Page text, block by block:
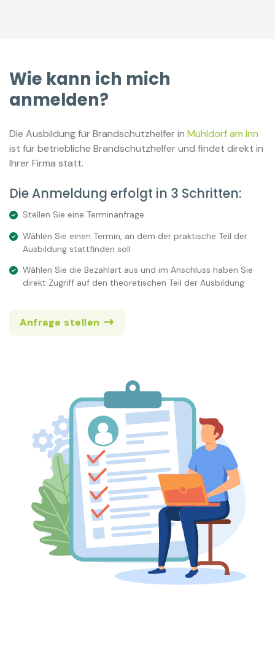
Wie kann ich mich
anmelden?
Die Ausbildung für Brandschutzhelfer in Mühldorf am Inn
ist für betriebliche Brandschutzhelfer und findet direkt in
Ihrer Firma statt.
Die Anmeldung erfolgt in 3 Schritten:
Stellen Sie eine Terminanfrage
Wählen Sie einen Termin, an dem der praktische Teil der
Ausbildung stattfinden soll
Wählen Sie die Bezahlart aus und im Anschluss haben Sie
direkt Zugriff auf den theoretischen Teil der Ausbildung
Anfrage stellen